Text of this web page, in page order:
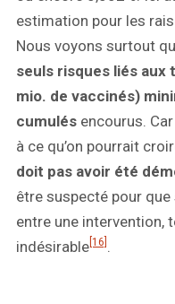
estimation pour les
Nous voyons surtout
seuls risques liés aux
mio. de vaccinés)
cumulés encourus.
à ce qu’on pourrait
doit pas avoir été
être suspecté pour
entre une intervention,
indésirable [16] .